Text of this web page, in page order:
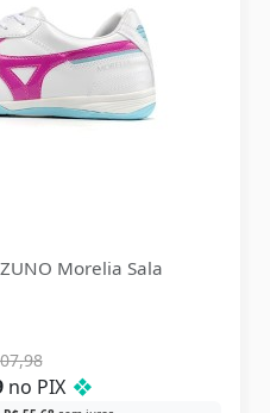
Morelia Sala
no PIX ❖